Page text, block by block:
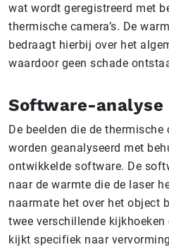
wat wordt geregistreerd met
thermische camera’s. De
bedraagt hierbij over het
waardoor geen schade
Software-analyse
De beelden die de thermische
worden geanalyseerd met
ontwikkelde software. De
naar de warmte die de laser
naarmate het over het object
twee verschillende kijkhoeken
kijkt specifiek naar